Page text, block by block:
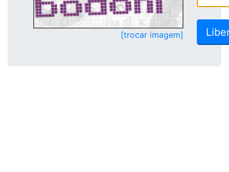
[trocar imagem]